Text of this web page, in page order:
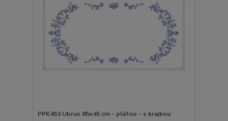
PPK453 Ubrus 85x45 cm - plátno - s krajkou